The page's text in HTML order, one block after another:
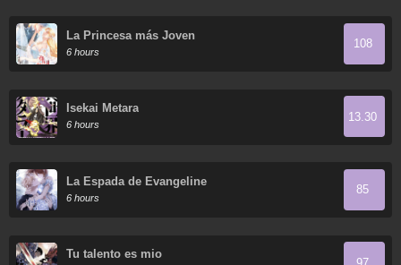
La Princesa más Joven
6 hours
108
Isekai Metara
6 hours
13.30
La Espada de Evangeline
6 hours
85
Tu talento es mio
97